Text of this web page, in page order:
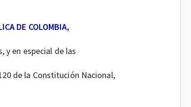
DE COLOMBIA,
y en especial de las
de la Constitución Nacional,